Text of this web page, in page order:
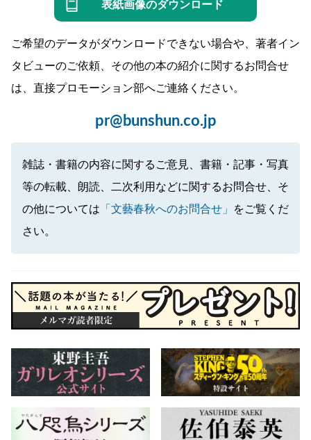
表紙画像のダウンロード
ご希望のデータがダウンロードできない場合や、著者イン
タビューのご依頼、その他の本の紹介に関するお問合せ
は、直接プロモーション部へご連絡ください。
pr@bunshun.co.jp
雑誌・書籍の内容に関するご意見、書籍・記事・写真
等の転載、朗読、二次利用などに関するお問合せ、そ
の他については 「文藝春秋へのお問合せ」
をご覧くだ
さい。